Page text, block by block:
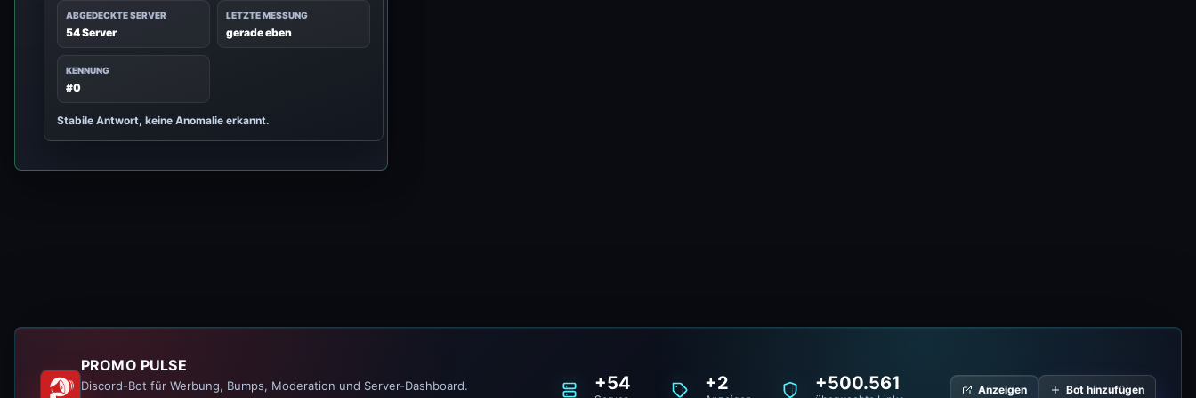
ABGEDECKTE SERVER
54 Server
LETZTE MESSUNG
gerade eben
KENNUNG
#0
Stabile Antwort, keine Anomalie erkannt.
PROMO PULSE
Discord-Bot für Werbung, Bumps, Moderation und Server-Dashboard. +54 +2 +500.561 Anzeigen Bot hinzufügen